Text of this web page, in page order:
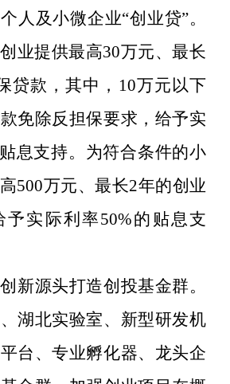
人及小微企业“创业贷”。
业提供最高30万元、最长
贷款，其中， 10万元以下
免除反担保要求，给予实
息支持。为符合条件的小
500万元、最长2年的创业
予实际利率50%的贴息支
新源头打造创投基金群。
湖北实验室、 新型研发机
台 、专业孵化器、龙头企